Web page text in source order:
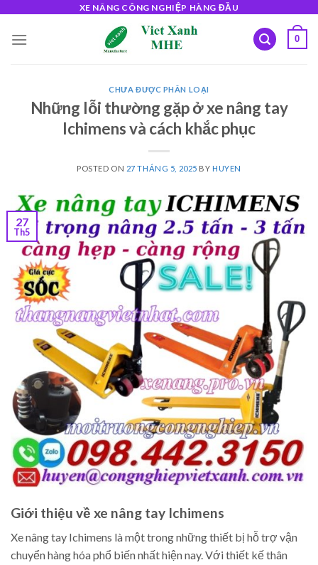
content
XE NÂNG CÔNG NGHIỆP HÀNG ĐẦU
0
CHƯA ĐƯỢC PHÂN LOẠI
Những lỗi thường gặp ở xe nâng tay
Ichimens và cách khắc phục
POSTED ON 27 THÁNG 5, 2025 BY HUYEN
27
Th5
Giới thiệu về xe nâng tay Ichimens
Xe nâng tay Ichimens là một trong những thiết bị hỗ trợ vận
chuyển hàng hóa phổ biến nhất hiện nay. Với thiết kế thân